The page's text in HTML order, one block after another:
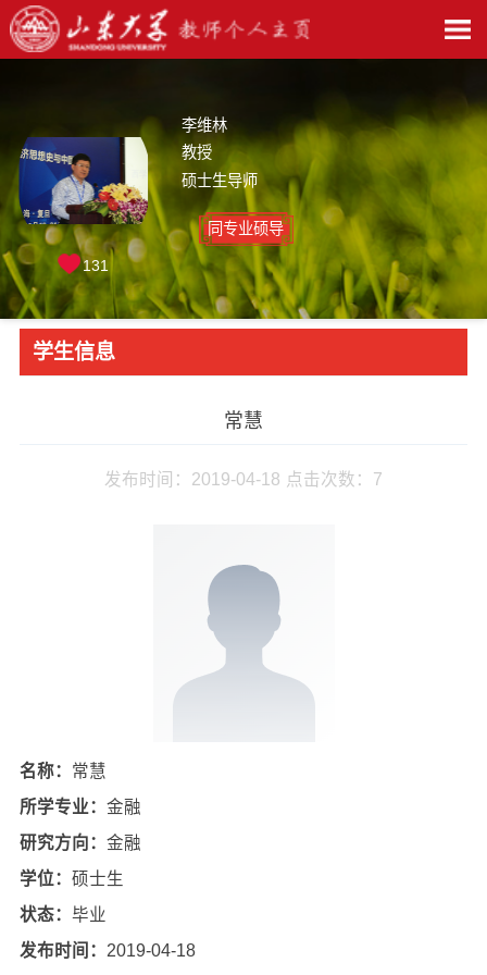
李维林
教授
硕士生导师
同专业硕导
131
学生信息
常慧
发布时间：2019-04-18 点击次数： 7
名称： 常慧
所学专业： 金融
研究方向： 金融
学位： 硕士生
状态： 毕业
发布时间： 2019-04-18